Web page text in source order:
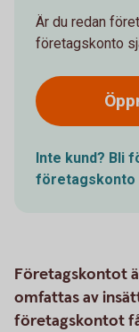
Är du redan
företagskonto
Inte kund? Bli
företagskonto
Företagskontot
omfattas av
företagskontot